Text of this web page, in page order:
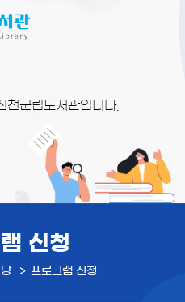
천군립도서관입니다.
신청
프로그램 신청